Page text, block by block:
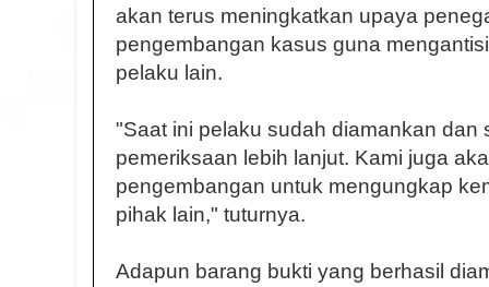
akan terus meningkatkan upaya
pengembangan kasus guna
pelaku lain.
"Saat ini pelaku sudah diamankan dan
pemeriksaan lebih lanjut. Kami juga
pengembangan untuk mengungkap
pihak lain," tuturnya.
Adapun barang bukti yang berhasil